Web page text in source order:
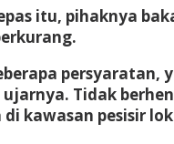
itu, pihaknya
persyaratan,
Tidak
kawasan pesisir